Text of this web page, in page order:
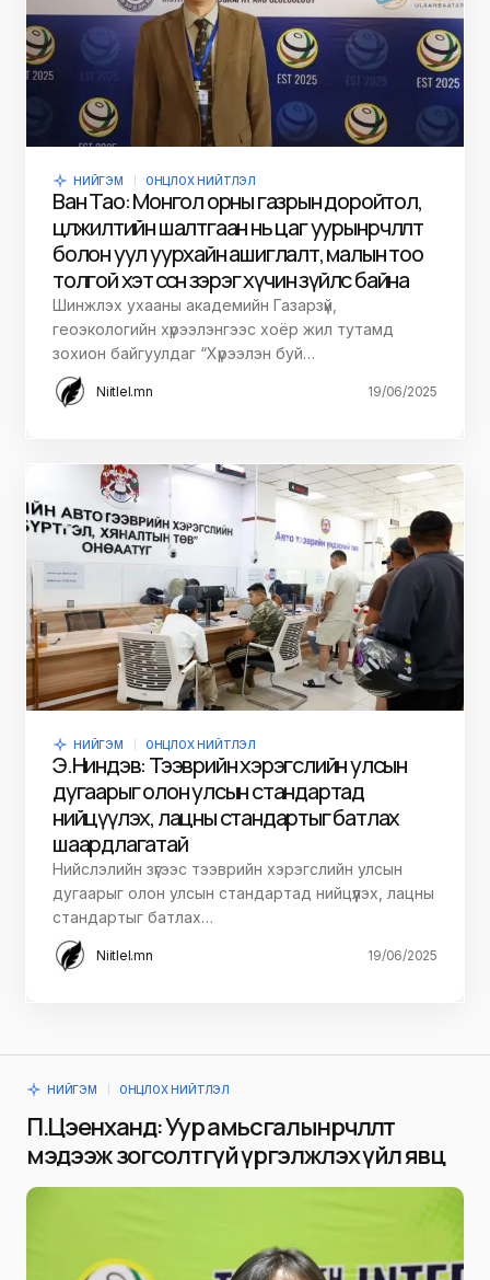
НИЙГЭМ ОНЦЛОХ НИЙТЛЭЛ
Ван Тао: Монгол орны газрын доройтол,
цөлжилтийн шалтгаан нь цаг уурын өөрчлөлт
болон уул уурхайн ашиглалт, малын тоо
толгой хэт өссөн зэрэг хүчин зүйлс байна
Шинжлэх ухааны академийн Газарзүй,
геоэкологийн хүрээлэнгээс хоёр жил тутамд
зохион байгуулдаг “Хүрээлэн буй…
Niitlel.mn 19/06/2025
НИЙГЭМ ОНЦЛОХ НИЙТЛЭЛ
Э.Ниндэв: Тээврийн хэрэгслийн улсын
дугаарыг олон улсын стандартад
нийцүүлэх, лацны стандартыг батлах
шаардлагатай
Нийслэлийн зүгээс тээврийн хэрэгслийн улсын
дугаарыг олон улсын стандартад нийцүүлэх, лацны
стандартыг батлах…
Niitlel.mn 19/06/2025
НИЙГЭМ ОНЦЛОХ НИЙТЛЭЛ
П.Цэенханд: Уур амьсгалын өөрчлөлт
мэдээж зогсолтгүй үргэлжлэх үйл явц